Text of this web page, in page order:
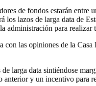
de fondos estarán entre
lazos de larga data de
administración para realizar
las opiniones de la Casa
larga data sintiéndose
y un incentivo para